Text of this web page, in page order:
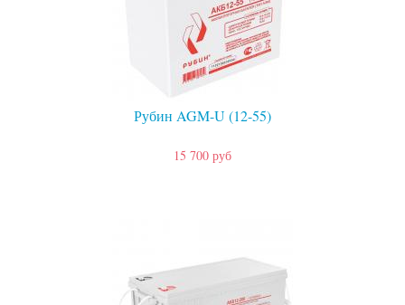
Рубин AGM-U (12-55)
15 700 руб